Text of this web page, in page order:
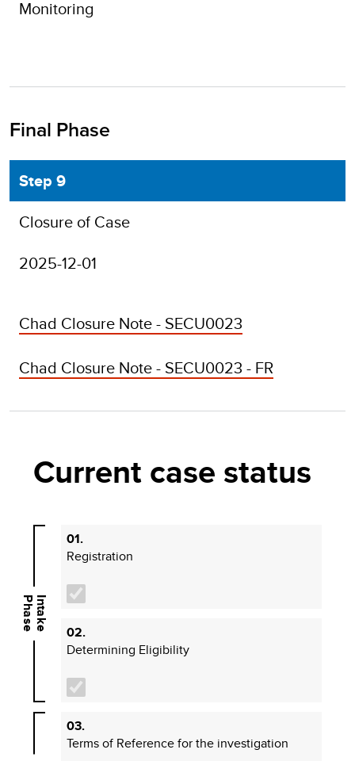
Monitoring
Final Phase
Step 9
Closure of Case
2025-12-01
Chad Closure Note - SECU0023
Chad Closure Note - SECU0023 - FR
Current case status
Intake
Phase
01.
Registration
02.
Determining Eligibility
03.
Terms of Reference for the investigation